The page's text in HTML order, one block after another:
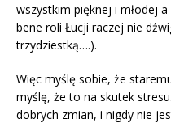
wszystkim pięknej i młodej
bene roli Łucji raczej nie
trzydziestką….).
Więc myślę sobie, że
myślę, że to na skutek
dobrych zmian, i nigdy nie